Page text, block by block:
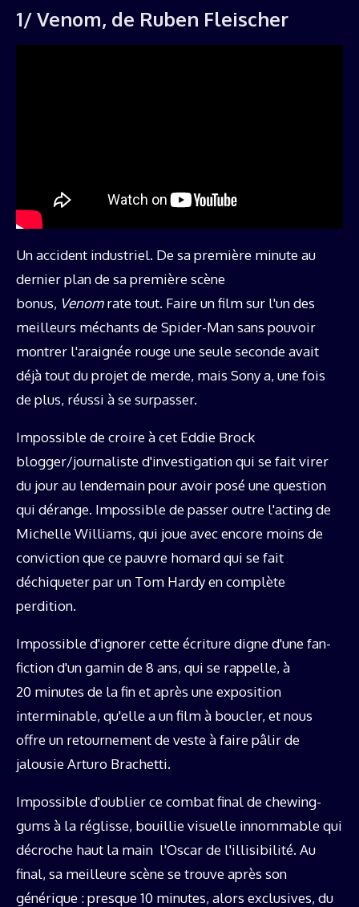
1/ Venom, de Ruben Fleischer
Un accident industriel. De sa première minute au
dernier plan de sa première scène
bonus, Venomrate tout. Faire un film sur l'un des
meilleurs méchants de Spider-Man sans pouvoir
montrer l'araignée rouge une seule seconde avait
déjà tout du projet de merde, mais Sony a, une fois
de plus, réussi à se surpasser.
Impossible de croire à cet Eddie Brock
blogger/journaliste d'investigation qui se fait virer
du jour au lendemain pour avoir posé une question
qui dérange. Impossible de passer outre l'acting de
Michelle Williams, qui joue avec encore moins de
conviction que ce pauvre homard qui se fait
déchiqueter par un Tom Hardy en complète
perdition.
Impossible d'ignorer cette écriture digne d'une fan-
fiction d'un gamin de 8 ans, qui se rappelle, à
20 minutes de la fin et après une exposition
interminable, qu'elle a un film à boucler, et nous
offre un retournement de veste à faire pâlir de
jalousie Arturo Brachetti.
Impossible d'oublier ce combat final de chewing-
gums à la réglisse, bouillie visuelle innommable qui
décroche haut la main l'Oscar de l'illisibilité. Au
final, sa meilleure scène se trouve après son
générique : presque 10 minutes, alors exclusives, du